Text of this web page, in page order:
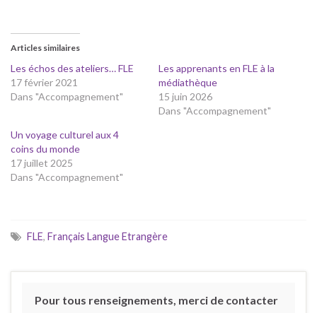
Articles similaires
Les échos des ateliers… FLE
17 février 2021
Dans "Accompagnement"
Les apprenants en FLE à la
médiathèque
15 juin 2026
Dans "Accompagnement"
Un voyage culturel aux 4
coins du monde
17 juillet 2025
Dans "Accompagnement"
FLE, Français Langue Etrangère
Pour tous renseignements, merci de contacter